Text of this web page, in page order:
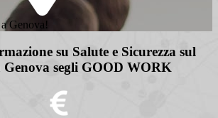
Genova!
su Salute e Sicurezza sul
segli GOOD WORK